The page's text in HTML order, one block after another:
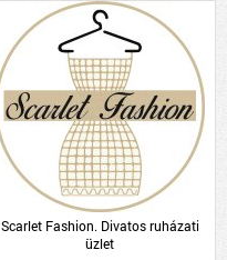
Scarlet Fashion. Divatos ruházati
üzlet